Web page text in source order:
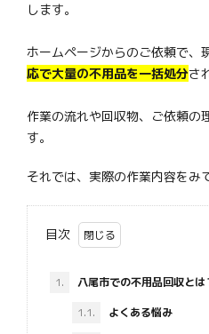
します。
ホームページからのご依頼で、
応で大量の不用品を一括処分さ
作業の流れや回収物、ご依頼の
す。
それでは、実際の作業内容をみ
目次
1.
八尾市での不用品回収とは
1.1.
よくある悩み